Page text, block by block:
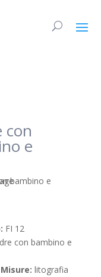
con
e
FI 12
con bambino e
litografia